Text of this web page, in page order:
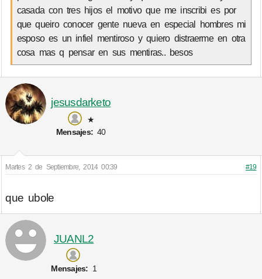
casada con tres hijos el motivo que me inscribi es por
que queiro conocer gente nueva en especial hombres mi
esposo es un infiel mentiroso y quiero distraerme en otra
cosa mas q pensar en sus mentiras.. besos
jesusdarketo
★
Mensajes: 40
Martes 2 de Septiembre, 2014 00:39 #19
que ubole
JUANL2
Mensajes: 1